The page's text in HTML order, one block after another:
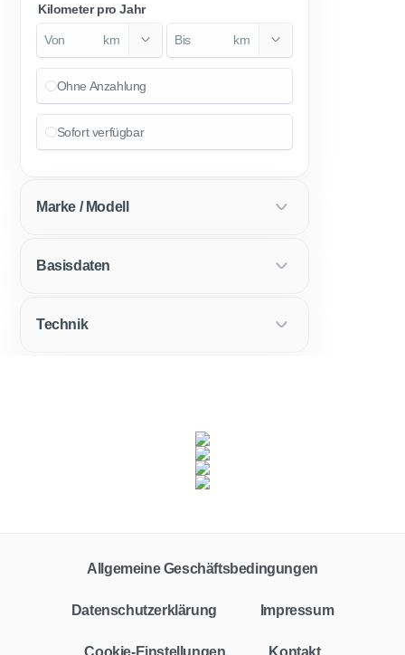
Kilometer pro Jahr
km km
Ohne Anzahlung
Sofort verfügbar
Marke / Modell
Basisdaten
Technik
Vertragstyp
Leasing Finanzierung Barkauf Auto-Abo
Leasingfaktor
Allgemeine Geschäftsbedingungen
Datenschutzerklärung Impressum
Cookie-Einstellungen Kontakt